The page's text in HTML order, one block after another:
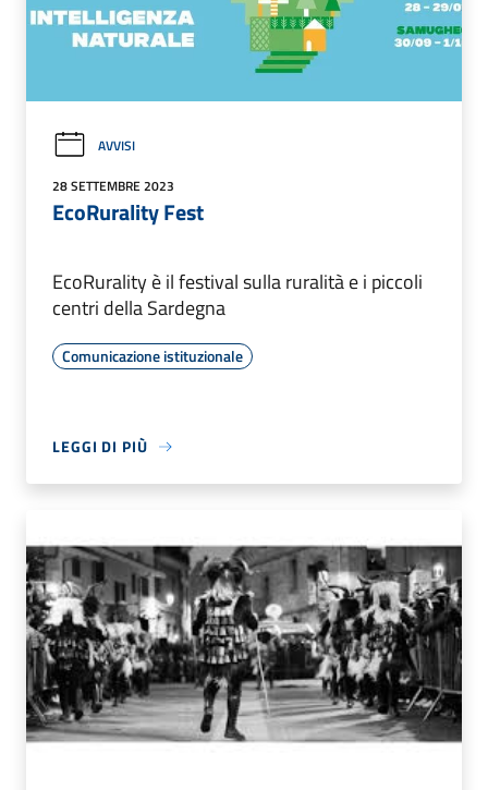
AVVISI
28 SETTEMBRE 2023
EcoRurality Fest
EcoRurality è il festival sulla ruralità e i piccoli
centri della Sardegna
Comunicazione istituzionale
LEGGI DI PIÙ